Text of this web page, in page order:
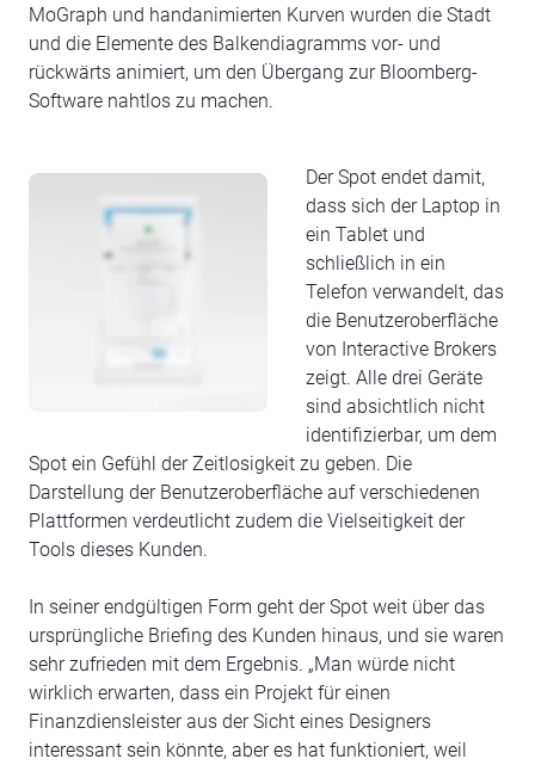
MoGraph und handanimierten Kurven wurden die Stadt
und die Elemente des Balkendiagramms vor- und
rückwärts animiert, um den Übergang zur Bloomberg-
Software nahtlos zu machen.
Der Spot endet damit,
dass sich der Laptop in
ein Tablet und
schließlich in ein
Telefon verwandelt, das
die Benutzeroberfläche
von Interactive Brokers
zeigt. Alle drei Geräte
sind absichtlich nicht
identifizierbar, um dem
Spot ein Gefühl der Zeitlosigkeit zu geben. Die
Darstellung der Benutzeroberfläche auf verschiedenen
Plattformen verdeutlicht zudem die Vielseitigkeit der
Tools dieses Kunden.
In seiner endgültigen Form geht der Spot weit über das
ursprüngliche Briefing des Kunden hinaus, und sie waren
sehr zufrieden mit dem Ergebnis. „Man würde nicht
wirklich erwarten, dass ein Projekt für einen
Finanzdiensleister aus der Sicht eines Designers
interessant sein könnte, aber es hat funktioniert, weil